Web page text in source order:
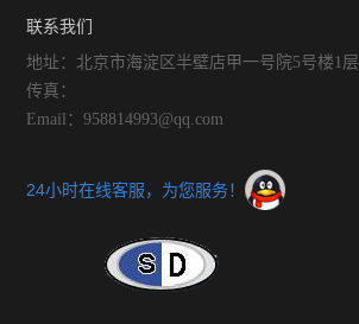
联系我们
地址：北京市海淀区半壁店甲一号院5号楼1层
传真：
Email：958814993@qq.com
24小时在线客服，为您服务！